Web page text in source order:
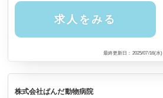
最終更新日：2025/07/16(水)
求人をみる
株式会社ぱんだ動物病院